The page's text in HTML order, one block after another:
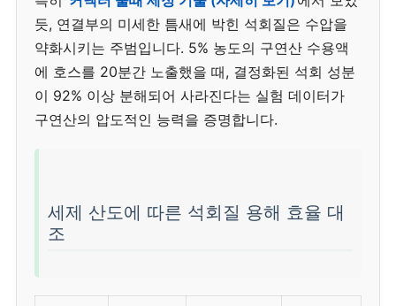
듯, 연결부의 미세한 틈새에 박힌 석회질은 수압을
약화시키는 주범입니다. 5% 농도의 구연산 수용액
에 호스를 20분간 노출했을 때, 결정화된 석회 성분
이 92% 이상 분해되어 사라진다는 실험 데이터가
구연산의 압도적인 능력을 증명합니다.
세제 산도에 따른 석회질 용해 효율 대
조